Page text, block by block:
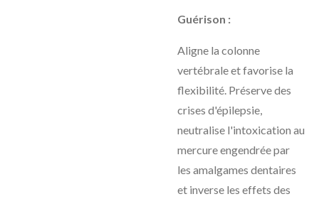
Guérison :
Aligne la colonne
vertébrale et favorise la
flexibilité. Préserve des
crises d'épilepsie,
neutralise l'intoxication au
mercure engendrée par
les amalgames dentaires
et inverse les effets des